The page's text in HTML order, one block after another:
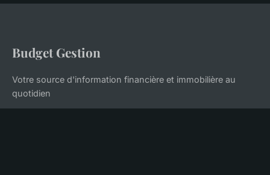
Budget Gestion
Votre source d'information financière et immobilière au
quotidien